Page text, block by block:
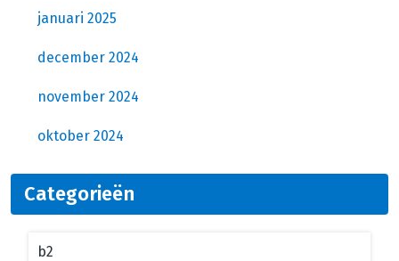
januari 2025
december 2024
november 2024
oktober 2024
Categorieën
b2